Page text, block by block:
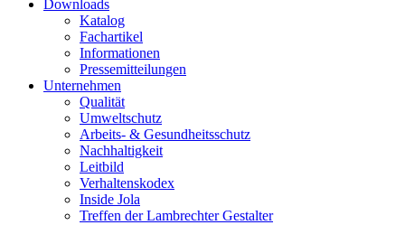
Downloads
Katalog
Fachartikel
Informationen
Pressemitteilungen
Unternehmen
Qualität
Umweltschutz
Arbeits- & Gesundheitsschutz
Nachhaltigkeit
Leitbild
Verhaltenskodex
Inside Jola
Treffen der Lambrechter Gestalter